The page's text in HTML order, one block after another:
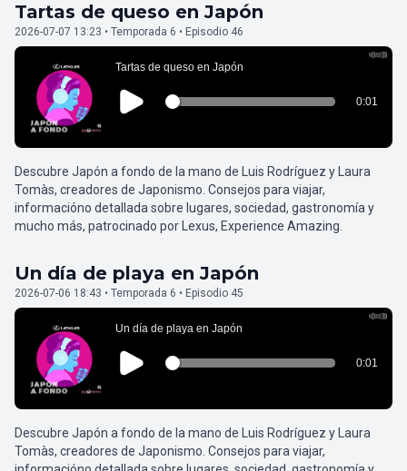
Tartas de queso en Japón
2026-07-07 13:23 • Temporada 6 • Episodio 46
Descubre Japón a fondo de la mano de Luis Rodríguez y Laura
Tomàs, creadores de Japonismo. Consejos para viajar,
informacióno detallada sobre lugares, sociedad, gastronomía y
mucho más, patrocinado por Lexus, Experience Amazing.
Un día de playa en Japón
2026-07-06 18:43 • Temporada 6 • Episodio 45
Descubre Japón a fondo de la mano de Luis Rodríguez y Laura
Tomàs, creadores de Japonismo. Consejos para viajar,